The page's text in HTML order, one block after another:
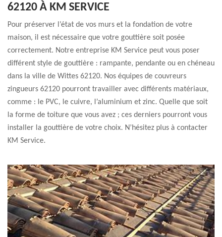
62120 À KM SERVICE
Pour préserver l’état de vos murs et la fondation de votre
maison, il est nécessaire que votre gouttière soit posée
correctement. Notre entreprise KM Service peut vous poser
différent style de gouttière : rampante, pendante ou en chéneau
dans la ville de Wittes 62120. Nos équipes de couvreurs
zingueurs 62120 pourront travailler avec différents matériaux,
comme : le PVC, le cuivre, l’aluminium et zinc. Quelle que soit
la forme de toiture que vous avez ; ces derniers pourront vous
installer la gouttière de votre choix. N’hésitez plus à contacter
KM Service.